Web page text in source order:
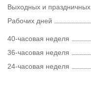
Выходных и праздничных
Рабочих дней
40-часовая неделя
36-часовая неделя
24-часовая неделя